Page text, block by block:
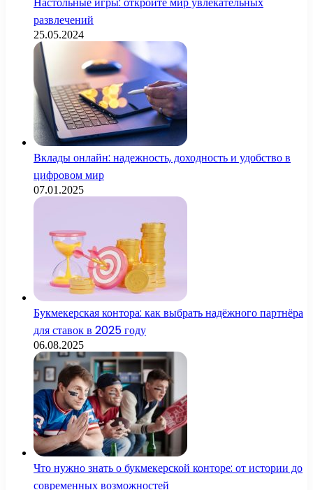
развлечений
25.05.2024
Вклады онлайн: надежность, доходность и удобство в
цифровом мир
07.01.2025
Букмекерская контора: как выбрать надёжного партнёра
для ставок в 2025 году
06.08.2025
Что нужно знать о букмекерской конторе: от истории до
современных возможностей